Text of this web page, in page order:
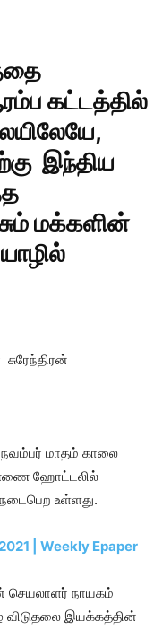
கட்டத்தில்
இந்திய
மக்களின்
நவம்பர் மாதம் காலை
ஹோட்டலில்
உள்ளது.
| Weekly Epaper
செயலாளர் நாயகம்
விடுதலை இயக்கத்தின்